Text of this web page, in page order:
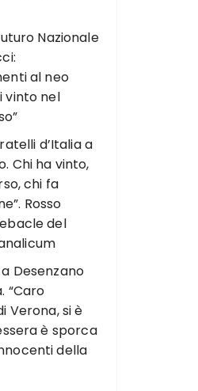
Nazionale
al neo
vinto nel
d’Italia a
Chi ha vinto,
chi fa
Rosso
del
Desenzano
“Caro
Verona, si è
è sporca
della